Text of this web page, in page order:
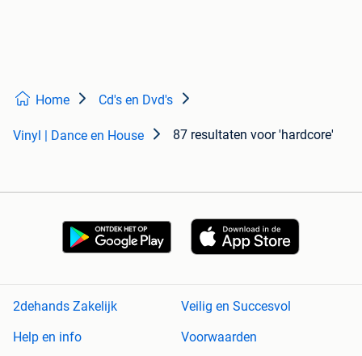
Home Cd's en Dvd's
Vinyl | Dance en House 87 resultaten voor 'hardcore'
2dehands Zakelijk
Veilig en Succesvol
Help en info
Voorwaarden